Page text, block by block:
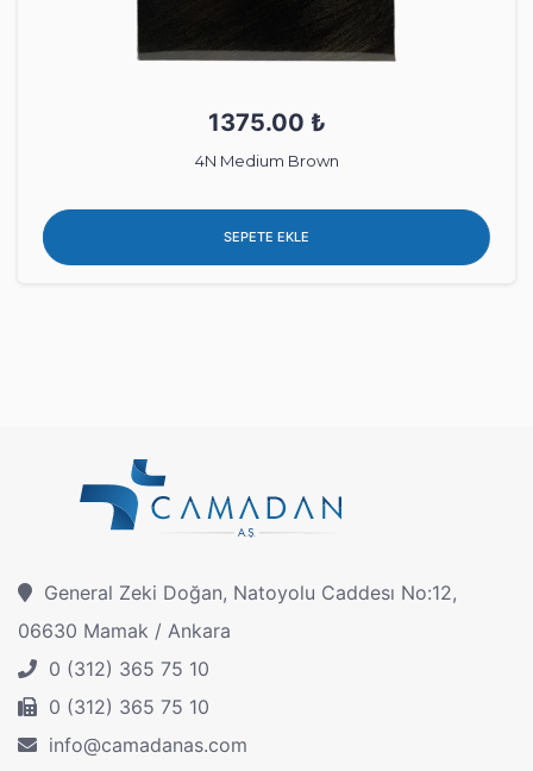
1375.00 ₺
4N Medium Brown
SEPETE EKLE
General Zeki Doğan, Natoyolu Caddesı No:12,
06630 Mamak / Ankara
0 (312) 365 75 10
0 (312) 365 75 10
info@camadanas.com